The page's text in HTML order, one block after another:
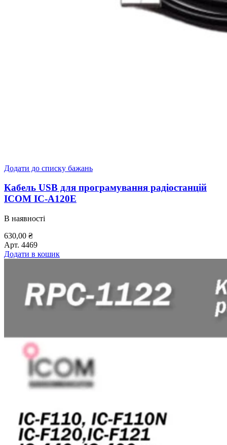
Додати до списку бажань
Кабель USB для програмування радіостанцій
ICOM IC-A120E
В наявності
630,00 ₴
Арт. 4469
Додати в кошик